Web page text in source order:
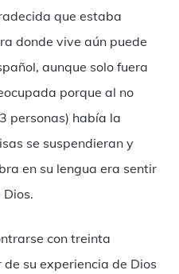
que estaba
donde vive aún puede
aunque solo fuera
porque al no
personas) había la
se suspendieran y
en su lengua era sentir
con treinta
su experiencia de Dios